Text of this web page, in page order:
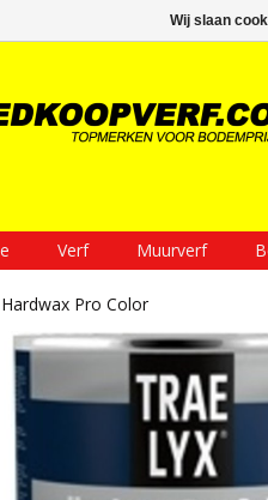
Verf Muurverf
Hardwax Pro Color
Wij slaan